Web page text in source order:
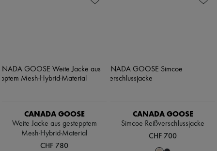
CANADA GOOSE
Weite Jacke aus gestepptem
Mesh-Hybrid-Material
CHF 780
CANADA GOOSE
Simcoe Reißverschlussjacke
CHF 700